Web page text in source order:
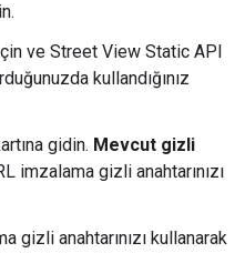
ve Street View Static API
kullandığınız
gidin. Mevcut gizli
imzalama gizli anahtarınızı
gizli anahtarınızı kullanarak